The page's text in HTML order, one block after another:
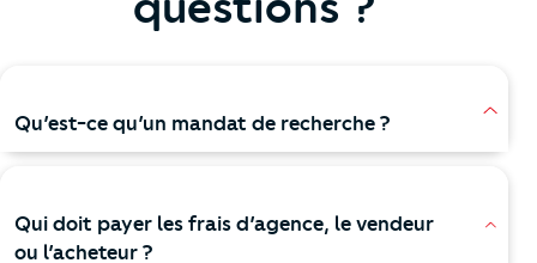
Qu’est-ce qu’un mandat de recherche ?
Qui doit payer les frais d’agence, le vendeur
ou l’acheteur ?